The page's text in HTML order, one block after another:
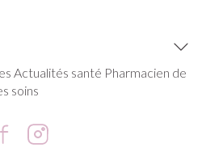
Actualités santé Pharmacien de
soins